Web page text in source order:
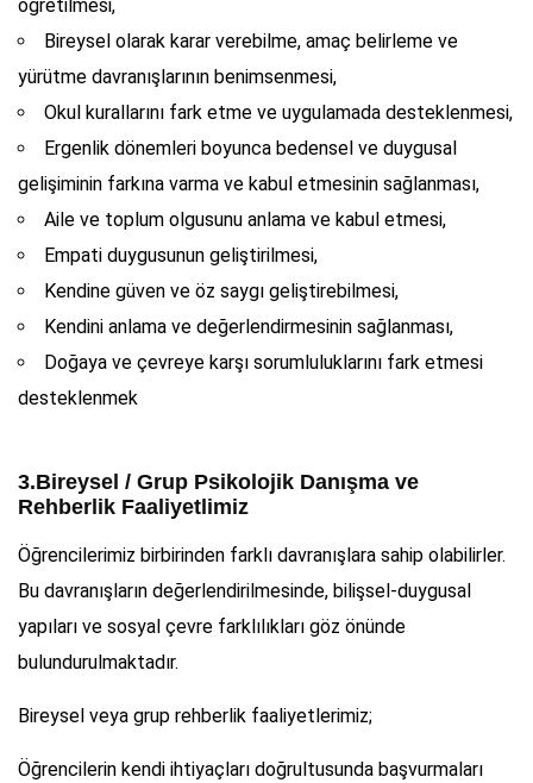
öğretilmesi,
Bireysel olarak karar verebilme, amaç belirleme ve
yürütme davranışlarının benimsenmesi,
Okul kurallarını fark etme ve uygulamada desteklenmesi,
Ergenlik dönemleri boyunca bedensel ve duygusal
gelişiminin farkına varma ve kabul etmesinin sağlanması,
Aile ve toplum olgusunu anlama ve kabul etmesi,
Empati duygusunun geliştirilmesi,
Kendine güven ve öz saygı geliştirebilmesi,
Kendini anlama ve değerlendirmesinin sağlanması,
Doğaya ve çevreye karşı sorumluluklarını fark etmesi
desteklenmek
3.Bireysel / Grup Psikolojik Danışma ve
Rehberlik Faaliyetlimiz
Öğrencilerimiz birbirinden farklı davranışlara sahip olabilirler.
Bu davranışların değerlendirilmesinde, bilişsel-duygusal
yapıları ve sosyal çevre farklılıkları göz önünde
bulundurulmaktadır.
Bireysel veya grup rehberlik faaliyetlerimiz;
Öğrencilerin kendi ihtiyaçları doğrultusunda başvurmaları